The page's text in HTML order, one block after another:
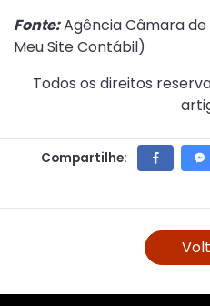
Fonte:Agência Câmara de
Meu Site Contábil)
Todos os direitos
Compartilhe: